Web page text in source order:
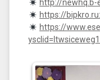
http://newhq.b-
https://
https://